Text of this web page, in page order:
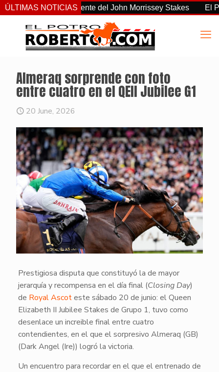
ÚLTIMAS NOTICIAS
el más consistente del John Morrissey Stakes El
Almeraq sorprende con foto
entre cuatro en el QEII Jubilee G1
20 June, 2026
Prestigiosa disputa que constituyó la de mayor
jerarquía y recompensa en el día final (Closing Day)
de Royal Ascoteste sábado 20 de junio: el Queen
Elizabeth II Jubilee Stakes de Grupo 1, tuvo como
desenlace un increible final entre cuatro
contendientes, en el que el sorpresivo Almeraq (GB)
(Dark Angel (Ire)) logró la victoria.
Un encuentro para recordar en el que el entrenado de